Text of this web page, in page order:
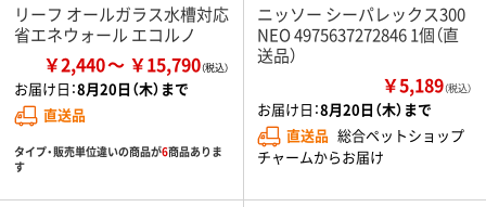
リーフ オールガラス水槽対応
省エネウォール エコルノ
￥2,440 ￥15,790
お届け日：8月20日（木）まで
直送品
タイプ・販売単位違いの商品が6商品ありま
す
ニッソー シーパレックス300
NEO 4975637272846 1個（直
送品）
￥5,189（税込）
お届け日：8月20日（木）まで
直送品 総合ペットショップ
チャームからお届け